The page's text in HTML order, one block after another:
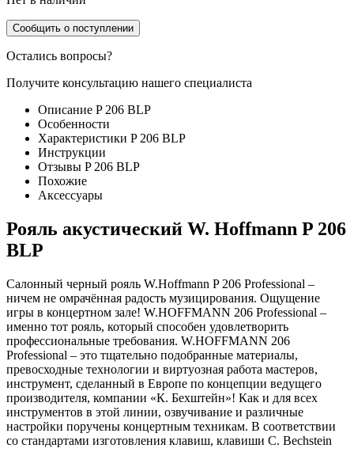
Сообщить о поступлении
Остались вопросы?
Получите консультацию нашего специалиста
Описание P 206 BLP
Особенности
Характеристики P 206 BLP
Инструкции
Отзывы P 206 BLP
Похожие
Аксессуары
Рояль акустический W. Hoffmann P 206
BLP
Салонный черный рояль W.Hoffmann P 206 Professional –
ничем не омрачённая радость музицирования. Ощущение
игры в концертном зале! W.HOFFMANN 206 Professional –
именно тот рояль, который способен удовлетворить
профессиональные требования. W.HOFFMANN 206
Professional – это тщательно подобранные материалы,
превосходные технологии и виртуозная работа мастеров,
инструмент, сделанный в Европе по концепции ведущего
производителя, компании «К. Бехштейн»! Как и для всех
инструментов в этой линии, озвучивание и различные
настройки поручены концертным техникам. В соответствии
со стандартами изготовления клавиш, клавиши C. Bechstein